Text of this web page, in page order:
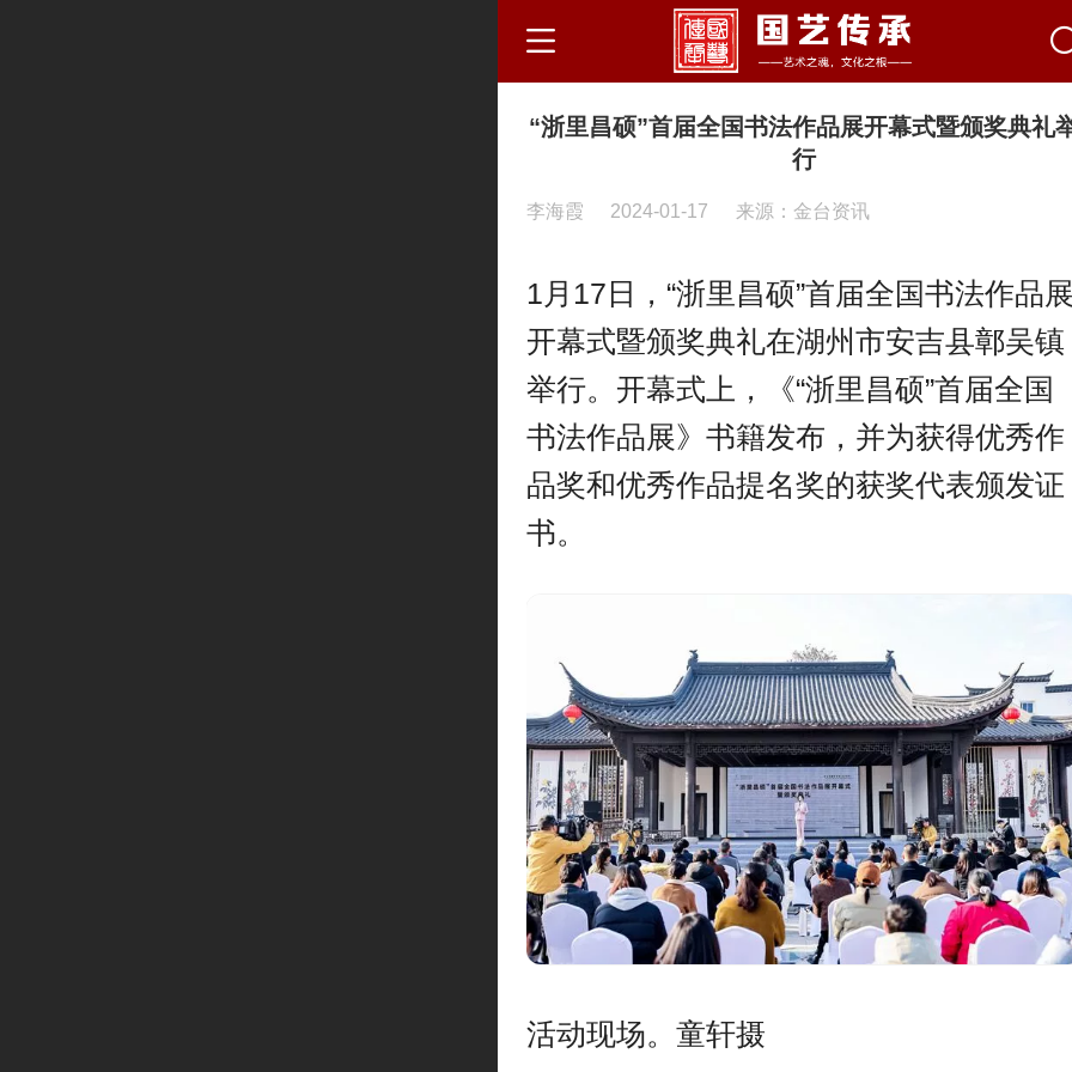
“浙里昌硕”首届全国书法作品展开幕式暨颁奖典礼
行
李海霞 2024-01-17 来源：金台资讯
1月17日，“浙里昌硕”首届全国书法作品
开幕式暨颁奖典礼在湖州市安吉县鄣吴镇
举行。开幕式上，《“浙里昌硕”首届全国
书法作品展》书籍发布，并为获得优秀作
品奖和优秀作品提名奖的获奖代表颁发证
书。
活动现场。童轩摄